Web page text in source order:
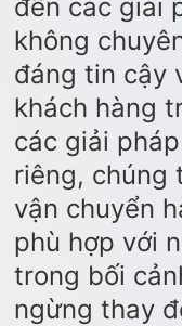
đến các giải
không
đáng tin cậy
khách hàng
các giải
riêng, chúng
vận chuyển
phù hợp với
trong bối
ngừng thay